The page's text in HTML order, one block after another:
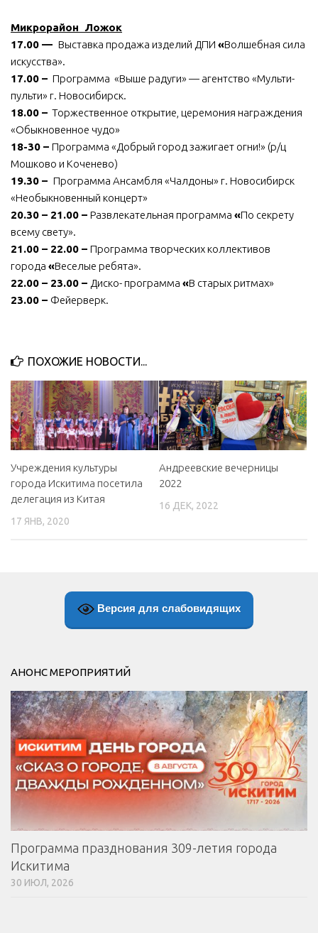
Микрорайон Ложок
17.00 — Выставка продажа изделий ДПИ «Волшебная сила
искусства».
17.00 – Программа «Выше радуги» — агентство «Мульти-
пульти» г. Новосибирск.
18.00 – Торжественное открытие, церемония награждения
«Обыкновенное чудо»
18-30 – Программа «Добрый город зажигает огни!» (р/ц
Мошково и Коченево)
19.30 – Программа Ансамбля «Чалдоны» г. Новосибирск
«Необыкновенный концерт»
20.30 – 21.00 – Развлекательная программа «По секрету
всему свету».
21.00 – 22.00 – Программа творческих коллективов
города «Веселые ребята».
22.00 – 23.00 – Диско- программа «В старых ритмах»
23.00 – Фейерверк.
ПОХОЖИЕ НОВОСТИ...
Учреждения культуры
города Искитима посетила
делегация из Китая
17 ЯНВ, 2020
Андреевские вечерницы
2022
16 ДЕК, 2022
Версия для слабовидящих
АНОНС МЕРОПРИЯТИЙ
Программа празднования 309-летия города
Искитима
30 ИЮЛ, 2026